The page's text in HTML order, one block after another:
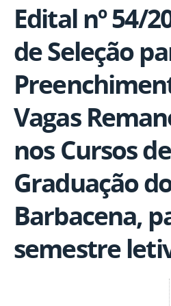
Edital nº 54/
de Seleção
Vagas
nos Cursos de
Graduação
Barbacena,
semestre